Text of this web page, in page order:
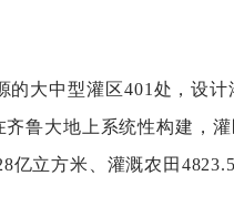
大中型灌区401处，设计
鲁大地上系统性构建，
立方米、灌溉农田